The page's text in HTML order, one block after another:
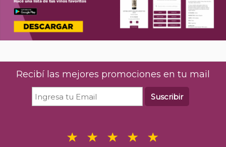
Recibí las mejores promociones en tu mail
Suscribir